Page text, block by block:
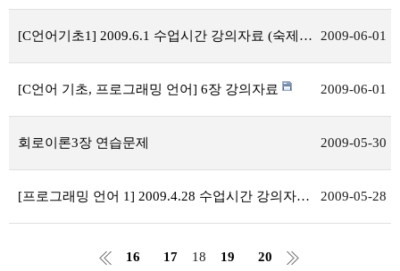
[C언어기초1] 2009.6.1 수업시간 강의자료 (숙제포함) 2009-06-01
[C언어 기초, 프로그래밍 언어] 6장 강의자료 2009-06-01
회로이론3장 연습문제 2009-05-30
[프로그래밍 언어 1] 2009.4.28 수업시간 강의자료 (숙제포함) 2009-05-28
16 17 18 19 20